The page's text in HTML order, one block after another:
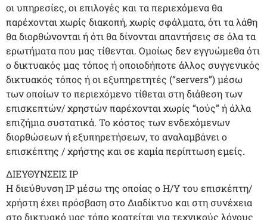
οι υπηρεσίες, οι επιλογές και τα περιεχόμενα θα
παρέχονται χωρίς διακοπή, χωρίς σφάλματα, ότι τα λάθη
θα διορθώνονται ή ότι θα δίνονται απαντήσεις σε όλα τα
ερωτήματα που μας τίθενται. Ομοίως δεν εγγυώμεθα ότι
ο δικτυακός μας τόπος ή οποιοδήποτε άλλος συγγενικός
δικτυακός τόπος ή οι εξυπηρετητές (“servers”) μέσω
των οποίων το περιεχόμενο τίθεται στη διάθεση των
επισκεπτών/ χρηστών παρέχονται χωρίς “ιούς” ή άλλα
επιζήμια συστατικά. Το κόστος των ενδεχόμενων
διορθώσεων ή εξυπηρετήσεων, το αναλαμβάνει ο
επισκέπτης / χρήστης και σε καμία περίπτωση εμείς.
ΔΙΕΥΘΥΝΣΕΙΣ IP
H διεύθυνση IP μέσω της οποίας ο Η/Υ του επισκέπτη/
χρήστη έχει πρόσβαση στο Διαδίκτυο και στη συνέχεια
στο δικτυακό μας τόπο κρατείται για τεχνικούς λόγους